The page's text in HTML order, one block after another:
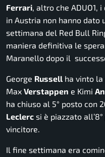
Ferrari, altro che ADUO1,
in Austria non hanno dato
settimana del Red Bull
maniera definitiva le
Maranello dopo il
George Russell ha vinto
Max Verstappen e Kimi
ha chiuso al 5° posto con 2
Leclerc si è piazzato
vincitore.
Il fine settimana era